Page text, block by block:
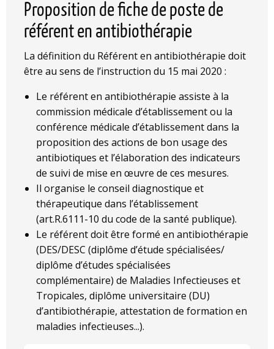
Proposition de fiche de poste de
référent en antibiothérapie
La définition du Référent en antibiothérapie doit
être au sens de l’instruction du 15 mai 2020 :
Le référent en antibiothérapie assiste à la
commission médicale d’établissement ou la
conférence médicale d’établissement dans la
proposition des actions de bon usage des
antibiotiques et l’élaboration des indicateurs
de suivi de mise en œuvre de ces mesures.
Il organise le conseil diagnostique et
thérapeutique dans l’établissement
(art.R.6111-10 du code de la santé publique).
Le référent doit être formé en antibiothérapie
(DES/DESC (diplôme d’étude spécialisées/
diplôme d’études spécialisées
complémentaire) de Maladies Infectieuses et
Tropicales, diplôme universitaire (DU)
d’antibiothérapie, attestation de formation en
maladies infectieuses...).